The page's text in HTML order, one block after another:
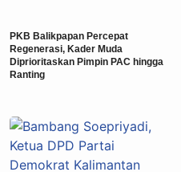
PKB Balikpapan Percepat
Regenerasi, Kader Muda
Diprioritaskan Pimpin PAC hingga
Ranting